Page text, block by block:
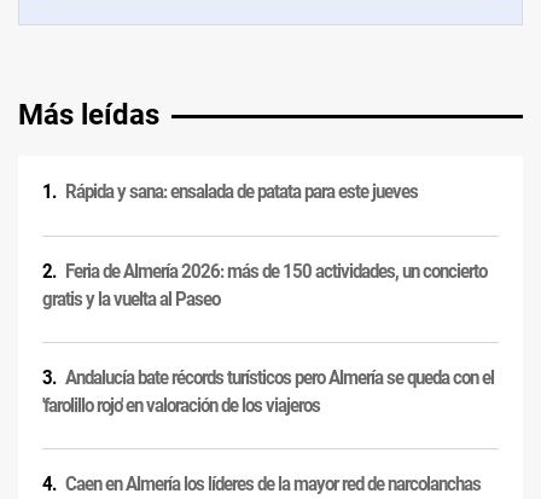
Más leídas
Rápida y sana: ensalada de patata para este jueves
Feria de Almería 2026: más de 150 actividades, un concierto
gratis y la vuelta al Paseo
Andalucía bate récords turísticos pero Almería se queda con el
'farolillo rojo' en valoración de los viajeros
Caen en Almería los líderes de la mayor red de narcolanchas